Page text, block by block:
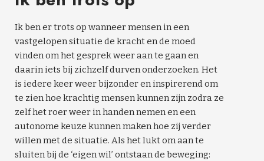
Ik ben er trots op wanneer mensen in een
vastgelopen situatie de kracht en de moed
vinden om het gesprek weer aan te gaan en
daarin iets bij zichzelf durven onderzoeken. Het
is iedere keer weer bijzonder en inspirerend om
te zien hoe krachtig mensen kunnen zijn zodra ze
zelf het roer weer in handen nemen en een
autonome keuze kunnen maken hoe zij verder
willen met de situatie. Als het lukt om aan te
sluiten bij de ‘eigen wil’ ontstaan de beweging: